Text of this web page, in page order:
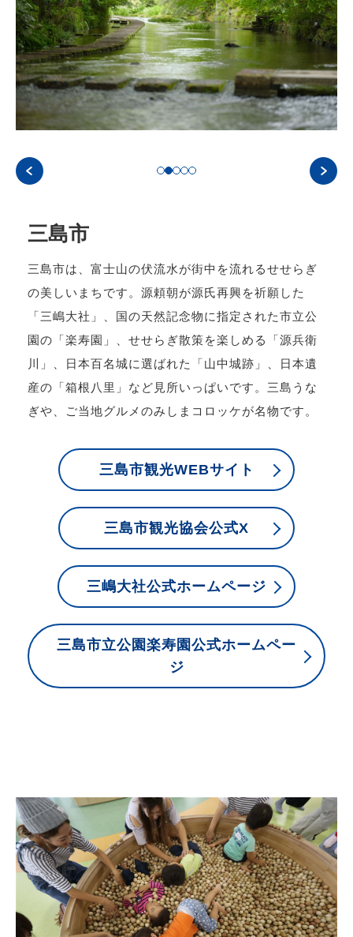
三島市
三島市は、富士山の伏流水が街中を流れるせせらぎ
の美しいまちです。源頼朝が源氏再興を祈願した
「三嶋大社」、国の天然記念物に指定された市立公
園の「楽寿園」、せせらぎ散策を楽しめる「源兵衛
川」、日本百名城に選ばれた「山中城跡」、日本遺
産の「箱根八里」など見所いっぱいです。三島うな
ぎや、ご当地グルメのみしまコロッケが名物です。
三島市観光WEBサイト
三島市観光協会公式X
三嶋大社公式ホームページ
三島市立公園楽寿園公式ホームペー
ジ